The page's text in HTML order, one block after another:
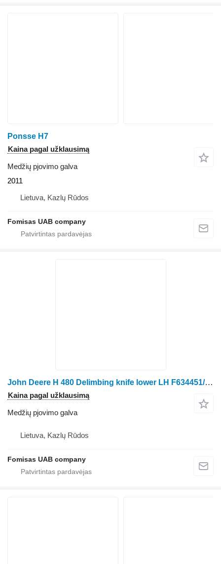
Ponsse H7
Kaina pagal užklausimą
Medžių pjovimo galva
2011
Lietuva, Kazlų Rūdos
Fomisas UAB company
John Deere H 480 Delimbing knife lower LH F634451/ F642576
Kaina pagal užklausimą
Medžių pjovimo galva
Lietuva, Kazlų Rūdos
Fomisas UAB company